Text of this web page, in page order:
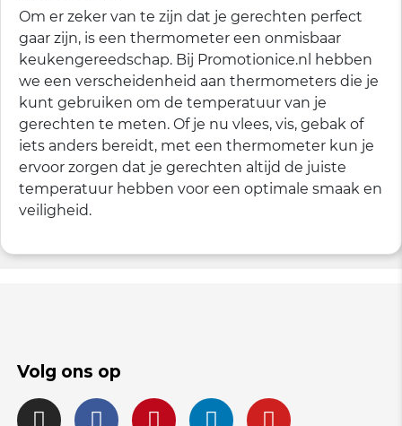
Om er zeker van te zijn dat je gerechten perfect
gaar zijn, is een thermometer een onmisbaar
keukengereedschap. Bij Promotionice.nl hebben
we een verscheidenheid aan thermometers die je
kunt gebruiken om de temperatuur van je
gerechten te meten. Of je nu vlees, vis, gebak of
iets anders bereidt, met een thermometer kun je
ervoor zorgen dat je gerechten altijd de juiste
temperatuur hebben voor een optimale smaak en
veiligheid.
Volg ons op